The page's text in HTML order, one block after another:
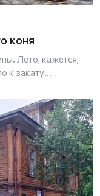
коня
Лето, кажется,
к закату…